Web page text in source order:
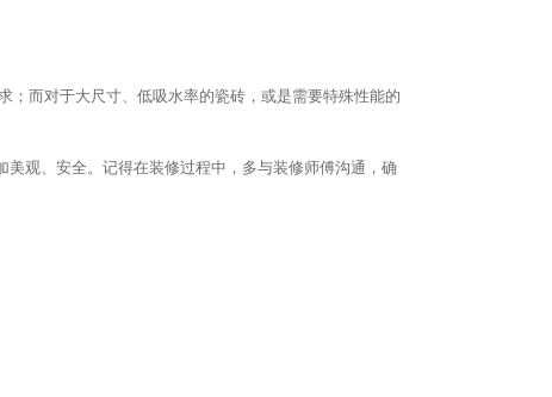
而对于大尺寸、低吸水率的瓷砖，或是需要特殊性能的
观、安全。记得在装修过程中，多与装修师傅沟通，确